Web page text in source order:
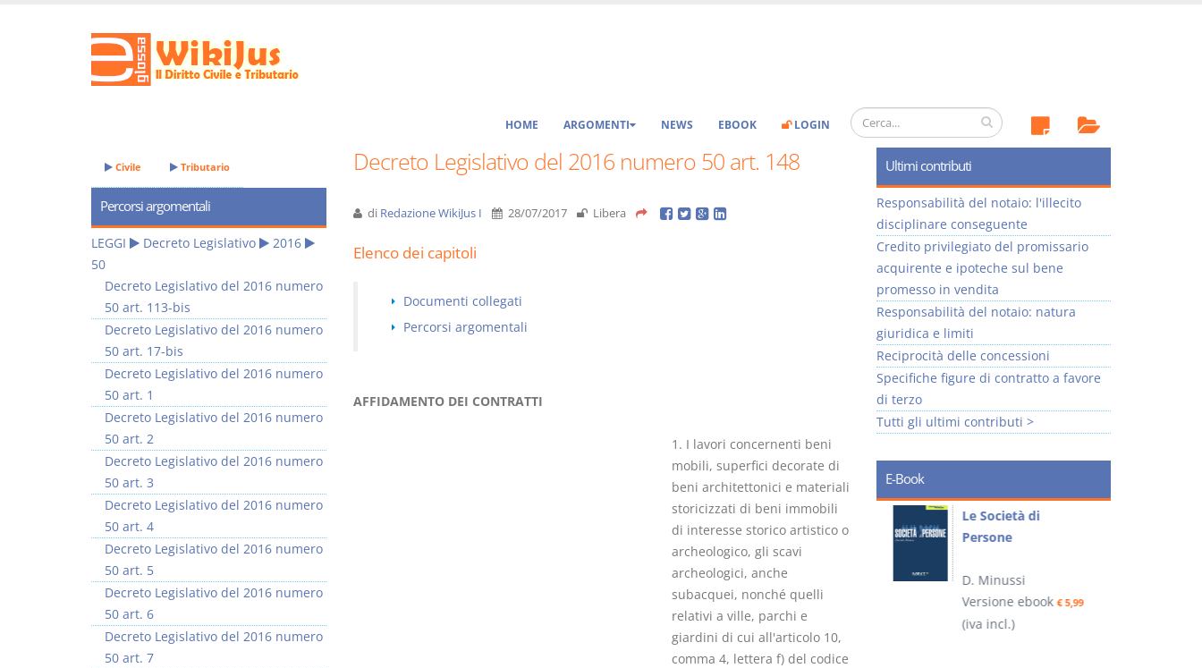
HOME ARGOMENTI NEWS EBOOK LOGIN
Decreto Legislativo del 2016 numero 50 art. 148
di Redazione WikiJus I 28/07/2017 Libera
Elenco dei capitoli
Documenti collegati
Percorsi argomentali
AFFIDAMENTO DEI CONTRATTI
1. I lavori concernenti beni
mobili, superfici decorate di
beni architettonici e materiali
storicizzati di beni immobili
di interesse storico artistico o
archeologico, gli scavi
archeologici, anche
subacquei, nonché quelli
relativi a ville, parchi e
giardini di cui all'articolo 10,
comma 4, lettera f) del codice
Civile Tributario
Percorsi argomentali
LEGGI Decreto Legislativo
2016
50
Decreto Legislativo del 2016 numero
50 art. 113-bis
Decreto Legislativo del 2016 numero
50 art. 17-bis
Decreto Legislativo del 2016 numero
50 art. 1
Decreto Legislativo del 2016 numero
50 art. 2
Decreto Legislativo del 2016 numero
50 art. 3
Decreto Legislativo del 2016 numero
50 art. 4
Decreto Legislativo del 2016 numero
50 art. 5
Decreto Legislativo del 2016 numero
50 art. 6
Decreto Legislativo del 2016 numero
50 art. 7
Ultimi contributi
Responsabilità del notaio: l'illecito
disciplinare conseguente
Credito privilegiato del promissario
acquirente e ipoteche sul bene
promesso in vendita
Responsabilità del notaio: natura
giuridica e limiti
Reciprocità delle concessioni
Specifiche figure di contratto a favore
di terzo
Tutti gli ultimi contributi >
E-Book
Prescrizione e
Versione ebook€ 4,19
Rapporto e
relazione giuridica
D. Minussi
Versione ebook
(iva incl.)
Il Condominio
La riforma di cui alla legge
220/2012
S. D'Andrea – D.
Minussi
Versione ebook
(iva incl.)
Le Società di
Persone
D. Minussi
Versione ebook € 5,99
(iva incl.)